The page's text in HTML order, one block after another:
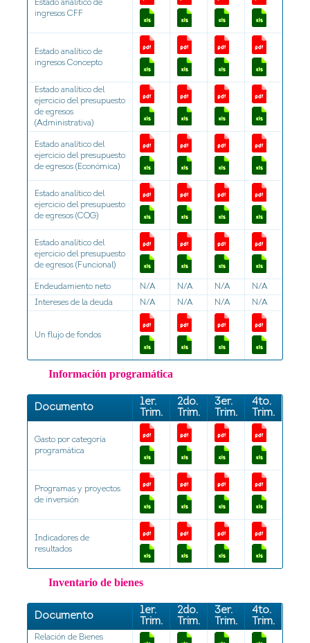
Estado analítico de
ingresos CFF
Estado analítico de
ingresos Concepto
Estado analítico del
ejercicio del presupuesto
de egresos
(Administrativa)
Estado analítico del
ejercicio del presupuesto
de egresos (Económica)
Estado analítico del
ejercicio del presupuesto
de egresos (COG)
Estado analítico del
ejercicio del presupuesto
de egresos (Funcional)
Endeudamiento neto N/A N/A N/A
N/A
Intereses de la deuda
N/A N/A N/A N/A
Un flujo de fondos
Información programática
Documento
1er.
Trim.
2do.
Trim.
3er.
Trim.
4to.
Trim.
Gasto por categoría
programática
Programas y proyectos
de inversión
Indicadores de
resultados
Inventario de bienes
Documento
1er.
Trim.
2do.
Trim.
3er.
Trim.
4to.
Trim.
Relación de Bienes